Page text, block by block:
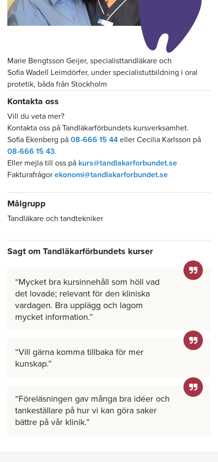
Marie Bengtsson Geijer, specialisttandläkare och
Sofia Wadell Leimdörfer, under specialistutbildning i oral
protetik, båda från Stockholm
Kontakta oss
Vill du veta mer?
Kontakta oss på Tandläkarförbundets kursverksamhet.
Sofia Ekenberg på 08-666 15 44 eller Cecilia Karlsson på
08-666 15 43.
Eller mejla till oss på kurs@tandlakarforbundet.se
Fakturafrågor ekonomi@tandlakarforbundet.se
Målgrupp
Tandläkare och tandtekniker
Sagt om Tandläkarförbundets kurser
Mycket bra kursinnehåll som höll vad
det lovade; relevant för den kliniska
vardagen. Bra upplägg och lagom
mycket information.
Vill gärna komma tillbaka för mer
kunskap.
Föreläsningen gav många bra idéer och
tankeställare på hur vi kan göra saker
bättre på vår klinik.